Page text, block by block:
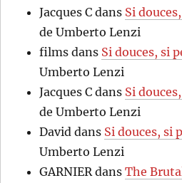
Jacques C dans Si
de Umberto Lenzi
films dans Si douces, si
Umberto Lenzi
Jacques C dans Si
de Umberto Lenzi
David dans Si douces, si
Umberto Lenzi
GARNIER dansThe